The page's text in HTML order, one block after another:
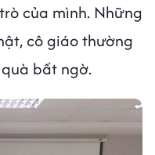
của mình. Những
cô giáo thường
bất ngờ.